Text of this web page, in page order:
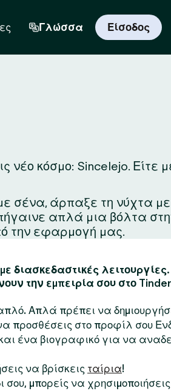
Γλώσσα Είσοδος
κόσμο: Sincelejo. Είτε
σένα, άρπαξε τη νύχτα
απλά μια βόλτα
την εφαρμογή μας.
διασκεδαστικές
την εμπειρία σου στο
Απλά πρέπει να
προσθέσεις στο προφίλ σου
ένα βιογραφικό για να
να βρίσκεις ταίρια!
σου, μπορείς να